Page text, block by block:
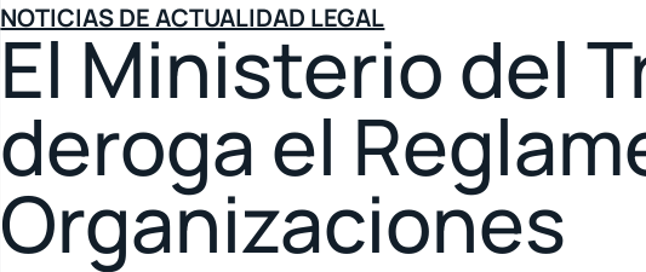
NOTICIAS DE ACTUALIDAD LEGAL
El Ministerio del
deroga el
Organizaciones